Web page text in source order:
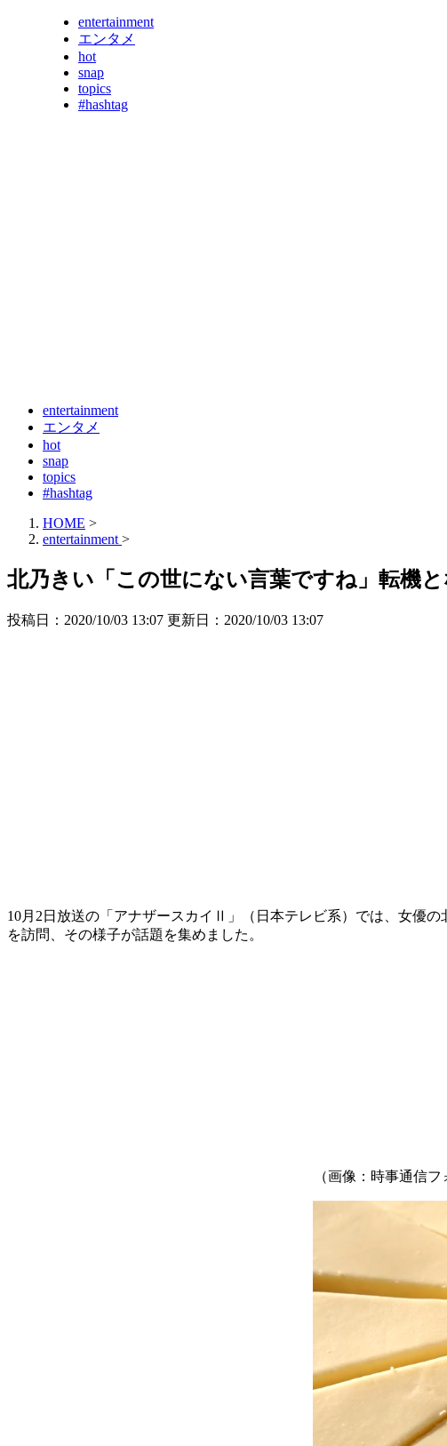
entertainment
エンタメ
hot
snap
topics
#hashtag
entertainment
エンタメ
hot
snap
topics
#hashtag
HOME >
entertainment >
北乃きい「この世にない言葉ですね」転機
投稿日：2020/10/03 13:07 更新日： 2020/10/03 13:07
10月2日放送の「アナザースカイⅡ」（日本テレビ系）では、女優
を訪問、その様子が話題を集めました。
（画像：時事通信フ